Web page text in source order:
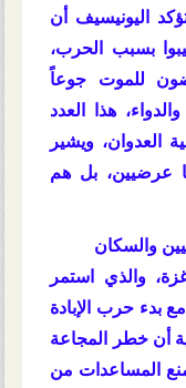
11286 طفلاً، وتؤكد اليونيسيف أن
وأصيبوا بسبب الحرب،
90 ألفاً معرضون للموت جوعاً
هذا العدد
العدوان، ويشير
عرضيين، بل هم
والسكان
والذي استمر
بدء حرب الإبادة
أن خطر المجاعة
المساعدات من